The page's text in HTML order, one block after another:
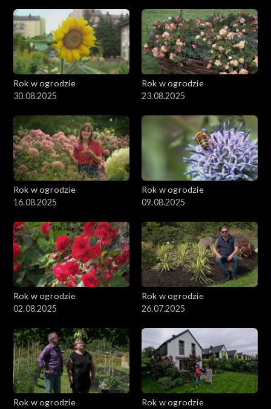
Rok w ogrodzie
30.08.2025
Rok w ogrodzie
23.08.2025
Rok w ogrodzie
16.08.2025
Rok w ogrodzie
09.08.2025
Rok w ogrodzie
02.08.2025
Rok w ogrodzie
26.07.2025
Rok w ogrodzie
Rok w ogrodzie